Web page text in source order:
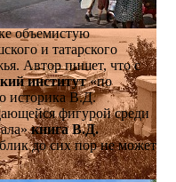
объемистую
и татарского
Автор пишет, что с
институт«по
историка В.Д.
фигурой среди
книга В.Д.
до сих пор не может